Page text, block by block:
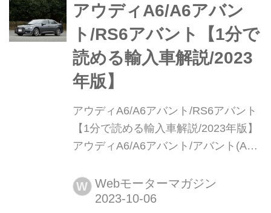
代の流れの中で2台の最新ハイパフォ
ーマンスモデルからジャーマンスポー
ツモデルのいまを見る。(Motor
Magazine 2024年3月号より)
アウディA6/A6アバン
ト/RS6アバント【1分で
読める輸入車解説/2023
年版】
アウディA6/A6アバント/RS6アバント
【1分で読める輸入車解説/2023年版】
アウディA6/A6アバント/アバント(Audi
発表日:2019年3月12日車両価格:795万
円〜1910万円
W Webモーターマガジン